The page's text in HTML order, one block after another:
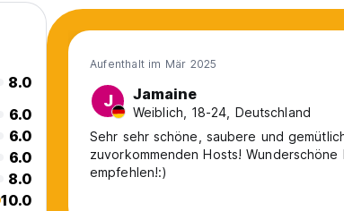
8.0
6.0
6.0
6.0
8.0
10.0
Aufenthalt im Mär 2025
J Jamaine
Weiblich, 18-24, Deutschland
Sehr sehr schöne, saubere und
zuvorkommenden Hosts!
empfehlen!:)